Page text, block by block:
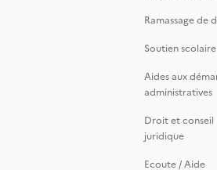
Ramassage de
Soutien scolaire
Aides aux
administratives
Droit et conseil
juridique
Ecoute / Aide